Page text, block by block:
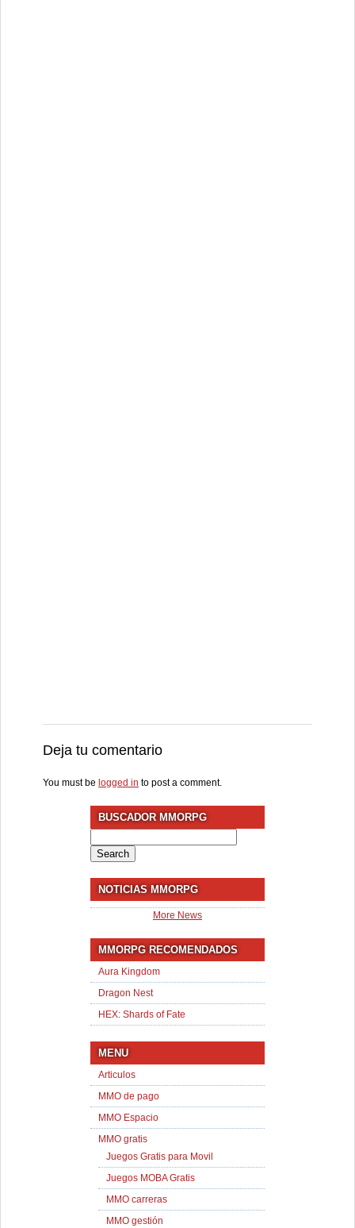
Deja tu comentario
You must be logged in to post a comment.
BUSCADOR MMORPG
for:
NOTICIAS MMORPG
More News
MMORPG RECOMENDADOS
Aura Kingdom
Dragon Nest
HEX: Shards of Fate
MENU
Articulos
MMO de pago
MMO Espacio
MMO gratis
Juegos Gratis para Movil
Juegos MOBA Gratis
MMO carreras
MMO gestión